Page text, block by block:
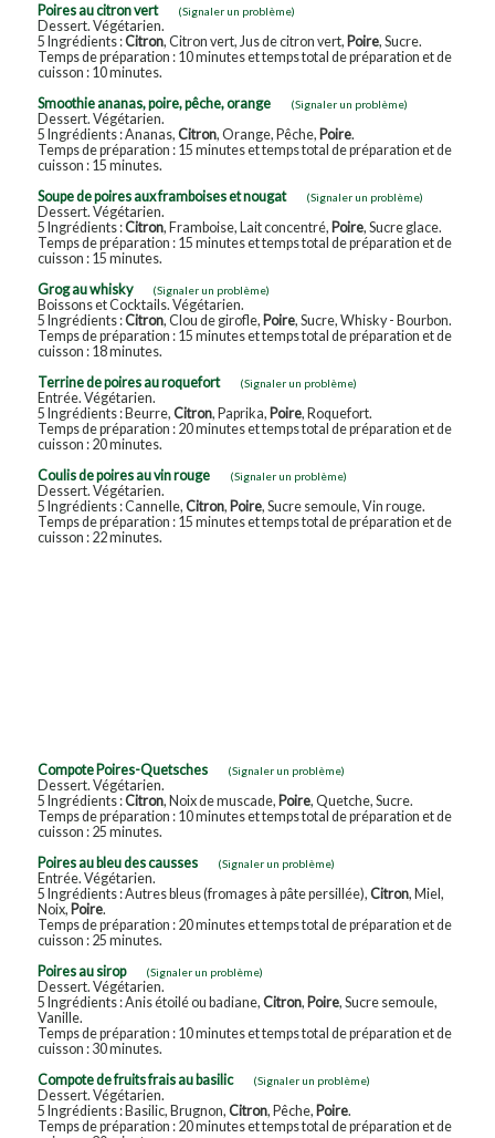
Poires au citron vert (Signaler un problème)
Dessert. Végétarien.
5 Ingrédients :Citron, Citron vert, Jus de citron vert, Poire, Sucre.
Temps de préparation : 10 minutes et temps total de préparation et de
cuisson : 10 minutes.
Smoothie ananas, poire, pêche, orange
(Signaler un problème)
Dessert. Végétarien.
5 Ingrédients : Ananas, Citron, Orange, Pêche, Poire.
Temps de préparation : 15 minutes et temps total de préparation et de
cuisson : 15 minutes.
Soupe de poires aux framboises et nougat
(Signaler un problème)
Dessert. Végétarien.
5 Ingrédients :Citron, Framboise, Lait concentré, Poire, Sucre glace.
Temps de préparation : 15 minutes et temps total de préparation et de
cuisson : 15 minutes.
Grog au whisky
(Signaler un problème)
Boissons et Cocktails. Végétarien.
5 Ingrédients :Citron, Clou de girofle, Poire, Sucre, Whisky - Bourbon.
Temps de préparation : 15 minutes et temps total de préparation et de
cuisson : 18 minutes.
Terrine de poires au roquefort
(Signaler un problème)
Entrée. Végétarien.
5 Ingrédients : Beurre, Citron, Paprika, Poire, Roquefort.
Temps de préparation : 20 minutes et temps total de préparation et de
cuisson : 20 minutes.
Coulis de poires au vin rouge
(Signaler un problème)
Dessert. Végétarien.
5 Ingrédients : Cannelle, Citron, Poire, Sucre semoule, Vin rouge.
Temps de préparation : 15 minutes et temps total de préparation et de
cuisson : 22 minutes.
Compote Poires-Quetsches (Signaler un problème)
Dessert. Végétarien.
5 Ingrédients :Citron, Noix de muscade, Poire, Quetche, Sucre.
Temps de préparation : 10 minutes et temps total de préparation et de
cuisson : 25 minutes.
Poires au bleu des causses
(Signaler un problème)
Entrée. Végétarien.
5 Ingrédients : Autres bleus (fromages à pâte persillée), Citron, Miel,
Noix, Poire.
Temps de préparation : 20 minutes et temps total de préparation et de
cuisson : 25 minutes.
Poires au sirop
(Signaler un problème)
Dessert. Végétarien.
5 Ingrédients : Anis étoilé ou badiane, Citron, Poire, Sucre semoule,
Vanille.
Temps de préparation : 10 minutes et temps total de préparation et de
cuisson : 30 minutes.
Compote de fruits frais au basilic
(Signaler un problème)
Dessert. Végétarien.
5 Ingrédients : Basilic, Brugnon, Citron, Pêche, Poire.
Temps de préparation : 20 minutes et temps total de préparation et de